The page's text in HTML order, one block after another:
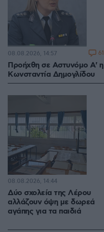
Προήχθη σε Αστυνόμο Α' η
Κωνσταντία Δημογλίδου
08.08.2026, 14:57 61
Δύο σχολεία της Λέρου
αλλάζουν όψη με δωρεά
αγάπης για τα παιδιά
08.08.2026, 14:44